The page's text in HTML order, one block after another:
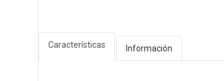
Características Información